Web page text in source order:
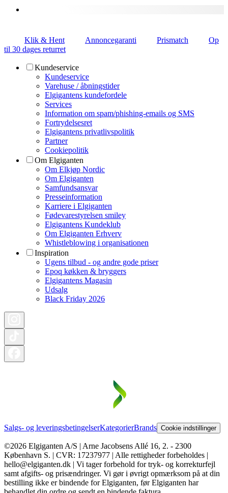
Klik & Hent Annoncegaranti Prismatch
Op
til 30 dages returret
Kundeservice
Kundeservice
Varehuse / åbningstider
Elgigantens kundefordele
Services
Information om spam/phishing-emails og SMS
Fortrydelsesret
Elgigantens privatlivspolitik
Partner
Cookiepolitik
Om Elgiganten
Om Elkjøp Nordic
Om Elgiganten
Samfundsansvar
Presseinformation
Karriere i Elgiganten
Fødevarestyrelsen smiley
Elgigantens Kundeklub
Om Elgiganten Erhverv
Whistleblowing i organisationen
Inspiration
Ugens tilbud - og andre gode priser
Epoq køkken & bryggers
Elgigantens Magasin
Udsalg
Black Friday 2026
Salgs- og leveringsbetingelserKategorierBrands Cookie indstillinger
©2026 Elgiganten A/S | Arne Jacobsens Allé 16, 2. - 2300
København S. | CVR: 17237977 | Alle rettigheder forbeholdes |
hello@elgiganten.dk | Vi tager forbehold for tryk- og korrekturfejl
samt afgifts- og prisændringer. Vi gør i øvrigt opmærksom på at din
bestilling ikke er bindende for Elgiganten, før Elgiganten har